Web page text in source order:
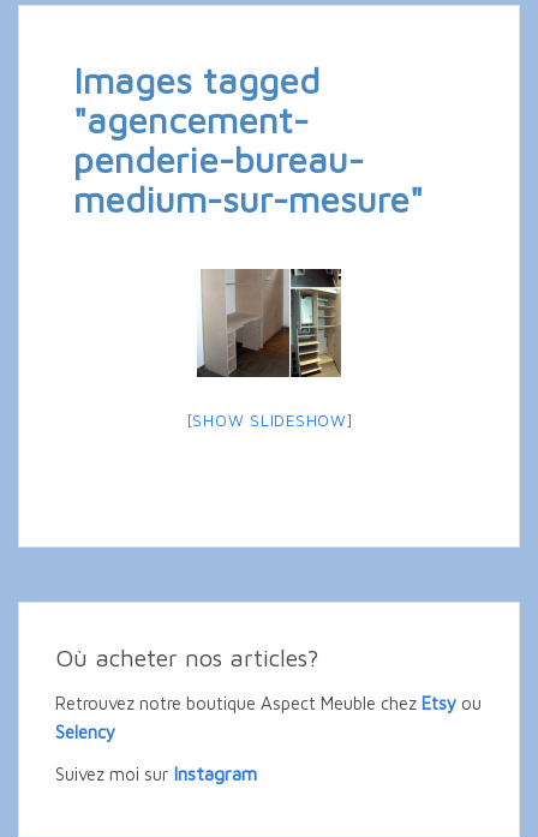
Images tagged
"agencement-
penderie-bureau-
medium-sur-mesure"
[SHOW SLIDESHOW]
Où acheter nos articles?
Retrouvez notre boutique Aspect Meuble chez Etsy ou
Selency
Suivez moi sur Instagram